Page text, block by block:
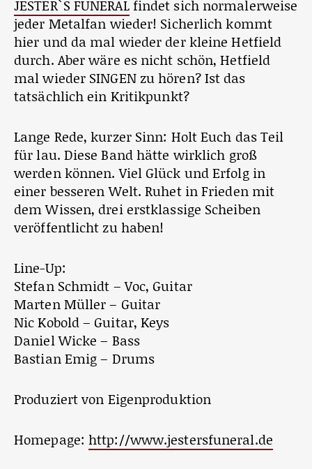
JESTER`S FUNERALfindet sich normalerweise
jeder Metalfan wieder! Sicherlich kommt
hier und da mal wieder der kleine Hetfield
durch. Aber wäre es nicht schön, Hetfield
mal wieder SINGEN zu hören? Ist das
tatsächlich ein Kritikpunkt?
Lange Rede, kurzer Sinn: Holt Euch das Teil
für lau. Diese Band hätte wirklich groß
werden können. Viel Glück und Erfolg in
einer besseren Welt. Ruhet in Frieden mit
dem Wissen, drei erstklassige Scheiben
veröffentlicht zu haben!
Line-Up:
Stefan Schmidt – Voc, Guitar
Marten Müller – Guitar
Nic Kobold – Guitar, Keys
Daniel Wicke – Bass
Bastian Emig – Drums
Produziert von Eigenproduktion
Homepage: http://www.jestersfuneral.de